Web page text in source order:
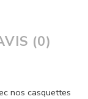
(0)
nos casquettes